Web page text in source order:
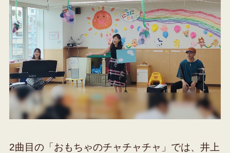
2曲目の「おもちゃのチャチャチャ」では、井上